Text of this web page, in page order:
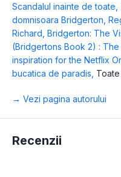
Scandalul inainte de toate
domnisoara Bridgerton
Richard Bridgerton: The
(Bridgertons Book 2) :
inspiration for the Netflix
bucatica de paradis
→ Vezi pagina autorului
Recenzii